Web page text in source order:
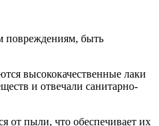
повреждениям, быть
высококачественные лаки
и отвечали санитарно-
от пыли, что обеспечивает их